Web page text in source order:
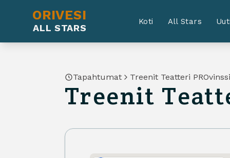
ORIVESI
ALL STARS
Koti All Stars
Tapahtumat Treenit Teatteri
Treenit